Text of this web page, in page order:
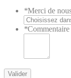
*Merci de
*Commentaire
Valider